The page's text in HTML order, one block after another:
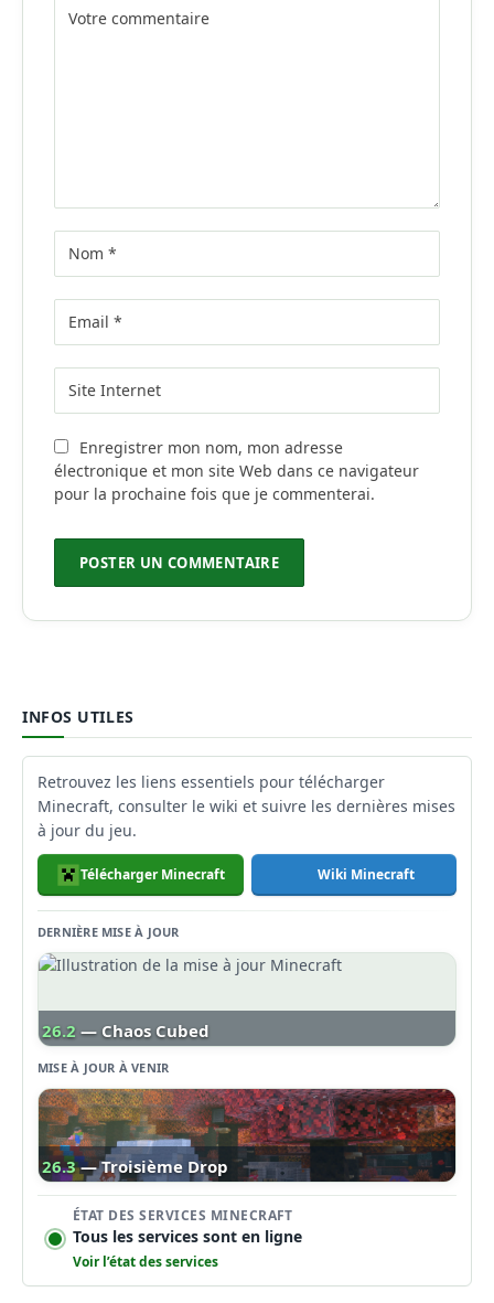
Enregistrer mon nom, mon adresse
électronique et mon site Web dans ce navigateur
pour la prochaine fois que je commenterai.
INFOS UTILES
Retrouvez les liens essentiels pour télécharger
Minecraft, consulter le wiki et suivre les dernières mises
à jour du jeu.
Télécharger Minecraft Wiki Minecraft
DERNIÈRE MISE À JOUR
26.2 — Chaos Cubed
MISE À JOUR À VENIR
26.3 — Troisième Drop
ÉTAT DES SERVICES MINECRAFT
Tous les services sont en ligne
Voir l’état des services